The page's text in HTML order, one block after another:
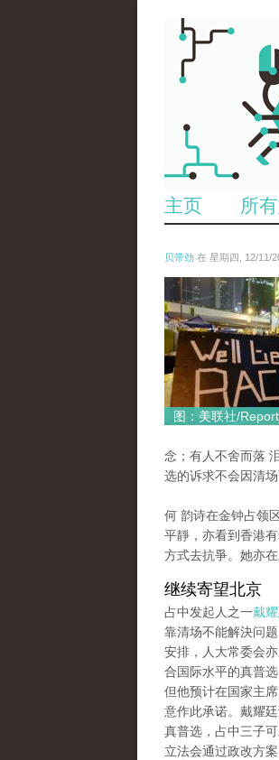
主页 所
贝带劲 在 星期四, 12/11/
图：美联社/
念；有人不舍而落
选的诉求不会因清场
何 韵诗在金钟占领
平靜，亦看到香港
方式去抗爭。她亦
继续寄望北京
占中发起人之一戴
靠清场不能解決问
安排，人大常委会
合国际水平的真普
但他预计在国家主
意作此承诺。戴耀
真普选，占中三子
立法会通过政改方